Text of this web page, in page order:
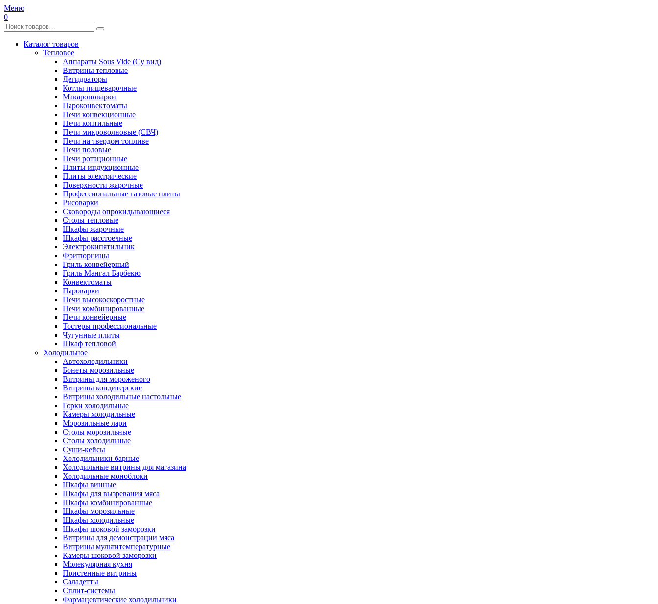
Меню
0
Каталог товаров
Тепловое
Аппараты Sous Vide (Су вид)
Витрины тепловые
Дегидраторы
Котлы пищеварочные
Макароноварки
Пароконвектоматы
Печи конвекционные
Печи коптильные
Печи микроволновые (СВЧ)
Печи на твердом топливе
Печи подовые
Печи ротационные
Плиты индукционные
Плиты электрические
Поверхности жарочные
Профессиональные газовые плиты
Рисоварки
Сковороды опрокидывающиеся
Столы тепловые
Шкафы жарочные
Шкафы расстоечные
Электрокипятильник
Фритюрницы
Гриль конвейерный
Гриль Мангал Барбекю
Конвектоматы
Пароварки
Печи высокоскоростные
Печи комбинированные
Печи конвейерные
Тостеры профессиональные
Чугунные плиты
Шкаф тепловой
Холодильное
Автохолодильники
Бонеты морозильные
Витрины для мороженого
Витрины кондитерские
Витрины холодильные настольные
Горки холодильные
Камеры холодильные
Морозильные лари
Столы морозильные
Столы холодильные
Суши-кейсы
Холодильники барные
Холодильные витрины для магазина
Холодильные моноблоки
Шкафы винные
Шкафы для вызревания мяса
Шкафы комбинированные
Шкафы морозильные
Шкафы холодильные
Шкафы шоковой заморозки
Витрины для демонстрации мяса
Витрины мультитемпературные
Камеры шоковой заморозки
Молекулярная кухня
Пристенные витрины
Саладетты
Сплит-системы
Фармацевтические холодильники